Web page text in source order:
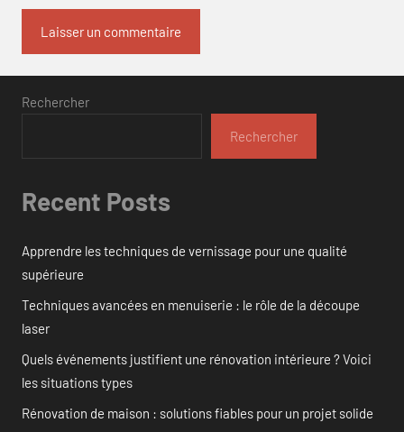
Rechercher
Rechercher
Recent Posts
Apprendre les techniques de vernissage pour une qualité
supérieure
Techniques avancées en menuiserie : le rôle de la découpe
laser
Quels événements justifient une rénovation intérieure ? Voici
les situations types
Rénovation de maison : solutions fiables pour un projet solide